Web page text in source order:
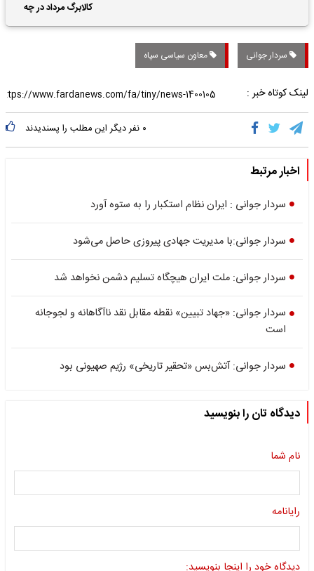
کالابرگ مرداد در چه
تاریخی واریز خواهد شد؟
سردار جوانی معاون سیاسی سپاه
لینک کوتاه خبر :
۰ نفر دیگر این مطلب را پسندیدند
اخبار مرتبط
سردار جوانی : ایران نظام استکبار را به ستوه آورد
سردار جوانی:با مدیریت جهادی پیروزی حاصل می‌شود
سردار جوانی: ملت ایران هیچگاه تسلیم دشمن نخواهد شد
سردار جوانی: «جهاد تبیین» نقطه مقابل نقد ناآگاهانه و لجوجانه
است
سردار جوانی: آتش‌بس «تحقیر تاریخی» رژیم صهیونی بود
دیدگاه تان را بنویسید
نام شما
رایانامه
دیدگاه خود را اینجا بنویسید: